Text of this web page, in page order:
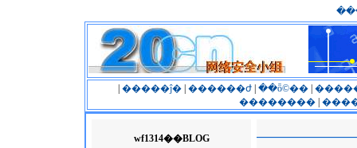
�����ĵ�| ������ժ| ��ȫ©��|
��������
wf1314��BLOG